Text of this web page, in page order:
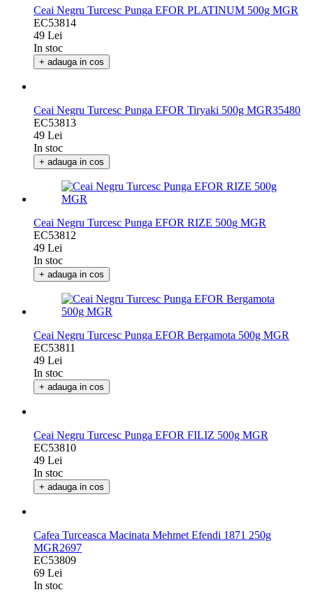
Ceai Negru Turcesc Punga EFOR PLATINUM 500g MGR
EC53814
49 Lei
In stoc
+ adauga in cos
Ceai Negru Turcesc Punga EFOR Tiryaki 500g MGR35480
EC53813
49 Lei
In stoc
+ adauga in cos
Ceai Negru Turcesc Punga EFOR RIZE 500g MGR
EC53812
49 Lei
In stoc
+ adauga in cos
Ceai Negru Turcesc Punga EFOR Bergamota 500g MGR
EC53811
49 Lei
In stoc
+ adauga in cos
Ceai Negru Turcesc Punga EFOR FILIZ 500g MGR
EC53810
49 Lei
In stoc
+ adauga in cos
Cafea Turceasca Macinata Mehmet Efendi 1871 250g
MGR2697
EC53809
69 Lei
In stoc